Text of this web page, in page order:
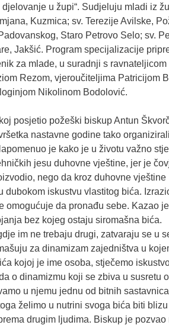
u župi“. Sudjeluju mladi iz
Kuzmica; sv. Terezije Avilske,
Staro Petrovo Selo; sv.
Jakšić. Program specijalizacije
za mlade, u suradnji s ravnateljicom
Rezom, vjeroučiteljima Patricijom
Nikolinom Bodolović.
posjetio požeški biskup Antun
nastavne godine tako
je kako je u životu važno
jesu duhovne vještine, jer je
nego da kroz duhovne vještine
dubokom iskustvu vlastitog bića.
omogućuje da pronađu sebe. Kazao
bez kojeg ostaju siromašna bića.
im ne trebaju drugi, zatvaraju se u
za dinamizam zajedništva u
kojoj je ime osoba, stječemo
o dinamizmu koji se zbiva u susretu
u njemu jednu od bitnih sastavnica
želimo u nutrini svoga bića biti
drugim ljudima. Biskup je pozvao